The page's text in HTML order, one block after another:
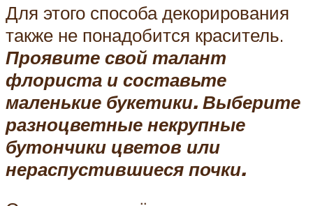
Для этого способа декорирования
также не понадобится краситель.
Проявите свой талант
флориста и составьте
маленькие букетики. Выберите
разноцветные некрупные
бутончики цветов или
нераспустившиеся почки.